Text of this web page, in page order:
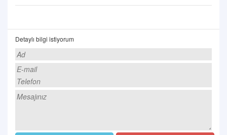
Detaylı bilgi istiyorum